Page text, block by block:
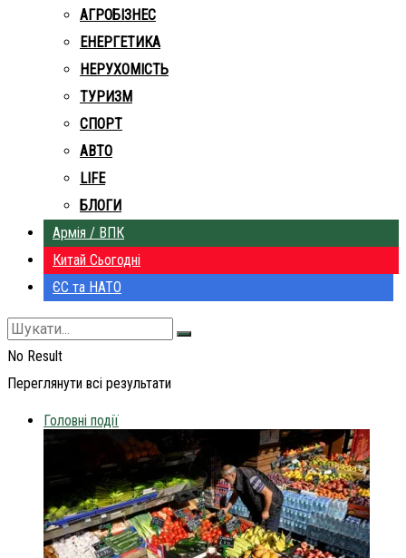
АГРОБІЗНЕС
ЕНЕРГЕТИКА
НЕРУХОМІСТЬ
ТУРИЗМ
СПОРТ
АВТО
LIFE
БЛОГИ
Армія / ВПК
Китай Сьогодні
ЄС та НАТО
No Result
Переглянути всі результати
Головні події